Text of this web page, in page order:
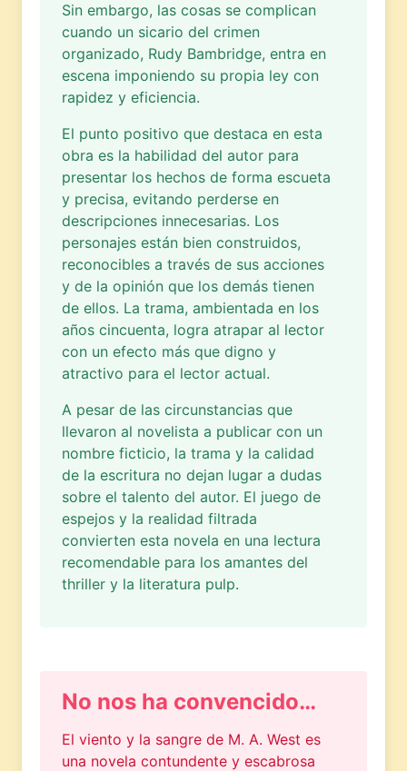
Sin embargo, las cosas se complican
cuando un sicario del crimen
organizado, Rudy Bambridge, entra en
escena imponiendo su propia ley con
rapidez y eficiencia.
El punto positivo que destaca en esta
obra es la habilidad del autor para
presentar los hechos de forma escueta
y precisa, evitando perderse en
descripciones innecesarias. Los
personajes están bien construidos,
reconocibles a través de sus acciones
y de la opinión que los demás tienen
de ellos. La trama, ambientada en los
años cincuenta, logra atrapar al lector
con un efecto más que digno y
atractivo para el lector actual.
A pesar de las circunstancias que
llevaron al novelista a publicar con un
nombre ficticio, la trama y la calidad
de la escritura no dejan lugar a dudas
sobre el talento del autor. El juego de
espejos y la realidad filtrada
convierten esta novela en una lectura
recomendable para los amantes del
thriller y la literatura pulp.
No nos ha convencido…
El viento y la sangre de M. A. West es
una novela contundente y escabrosa